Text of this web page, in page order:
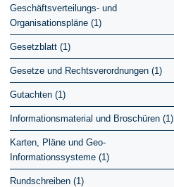
Geschäftsverteilungs- und
Organisationspläne (1)
Gesetzblatt (1)
Gesetze und Rechtsverordnungen (1)
Gutachten (1)
Informationsmaterial und Broschüren (1)
Karten, Pläne und Geo-
Informationssysteme (1)
Rundschreiben (1)